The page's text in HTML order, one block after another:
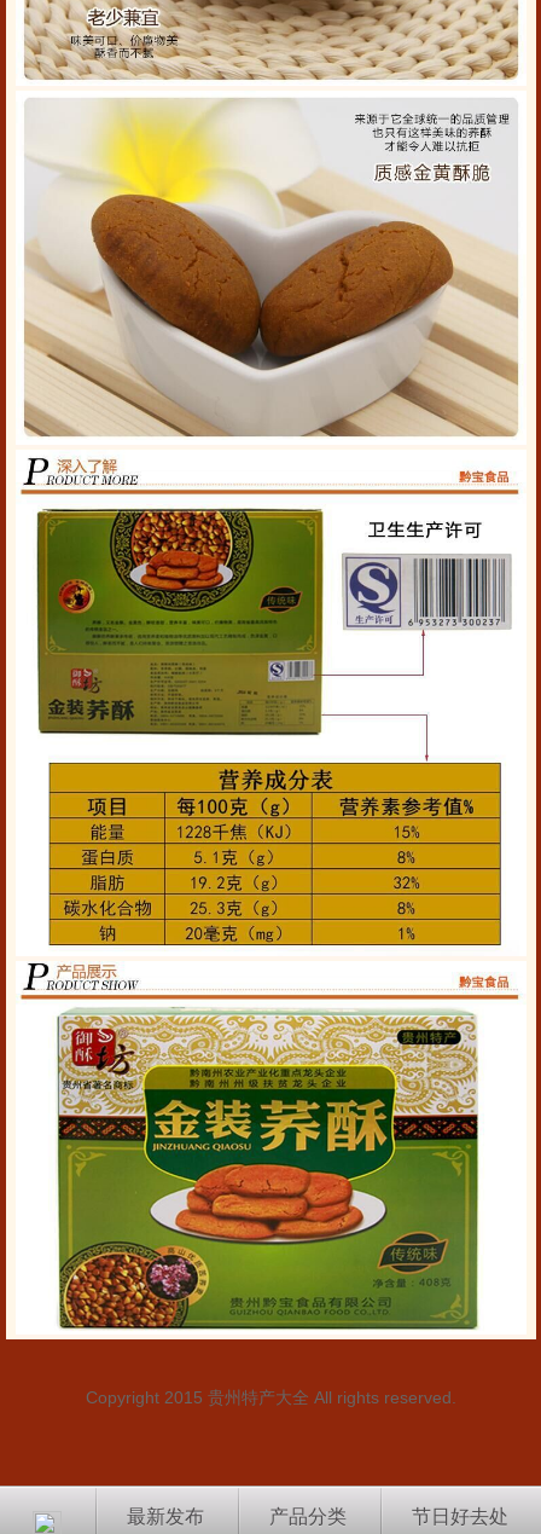
Copyright 2015 贵州特产大全 All rights reserved.
最新发布 产品分类 节日好去处